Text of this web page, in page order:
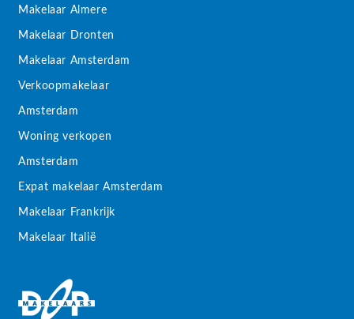
Makelaar Almere
Makelaar Dronten
Makelaar Amsterdam
Verkoopmakelaar
Amsterdam
Woning verkopen
Amsterdam
Expat makelaar Amsterdam
Makelaar Frankrijk
Makelaar Italië